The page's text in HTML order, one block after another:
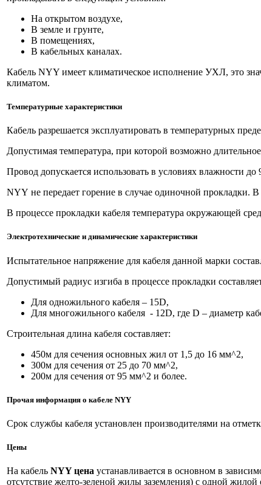
На открытом воздухе,
В земле и грунте,
В помещениях,
В кабельных каналах.
Кабель NYY имеет климатическое исполнение УХЛ, это
климатом.
Температурные характеристики
Кабель разрешается эксплуатировать в температурных
Допустимая температура, при которой возможно
Провод допускается использовать в условиях влажности
NYY не передает горение в случае одиночной прокладки.
В процессе прокладки кабеля температура окружающей
Электротехнические и динамические характеристики
Испытательное напряжение для кабеля данной марки
Допустимый радиус изгиба в процессе прокладки
Для одножильного кабеля – 15D,
Для многожильного кабеля - 12D, где D – диаметр
Строительная длина кабеля составляет:
450м для сечения основных жил от 1,5 до 16 мм^2,
300м для сечения от 25 до 70 мм^2,
200м для сечения от 95 мм^2 и более.
Прочая информация о кабеле NYY
Срок службы кабеля установлен производителями на
Цены
На кабель NYY цена устанавливается в основном в
отсутствие желто-зеленой жилы заземления) с одной